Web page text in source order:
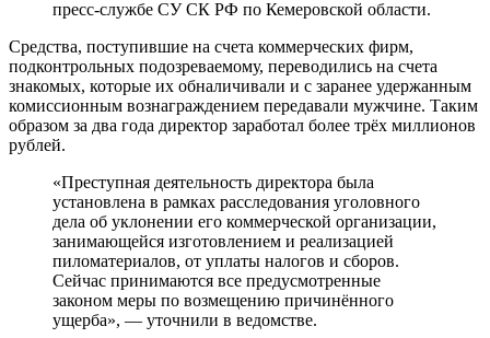
пресс-службе СУ СК РФ по Кемеровской области.
Средства, поступившие на счета коммерческих фирм,
подконтрольных подозреваемому, переводились на счета
знакомых, которые их обналичивали и с заранее удержанным
комиссионным вознаграждением передавали мужчине. Таким
образом за два года директор заработал более трёх миллионов
рублей.
«Преступная деятельность директора была
установлена в рамках расследования уголовного
дела об уклонении его коммерческой организации,
занимающейся изготовлением и реализацией
пиломатериалов, от уплаты налогов и сборов.
Сейчас принимаются все предусмотренные
законом меры по возмещению причинённого
ущерба», — уточнили в ведомстве.